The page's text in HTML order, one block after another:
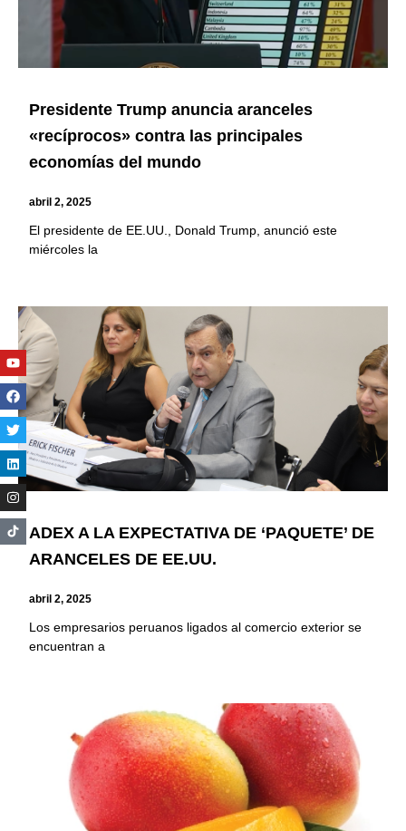
Presidente Trump anuncia aranceles
«recíprocos» contra las principales
economías del mundo
abril 2, 2025
El presidente de EE.UU., Donald Trump, anunció este
miércoles la
ADEX A LA EXPECTATIVA DE ‘PAQUETE’ DE
ARANCELES DE EE.UU.
abril 2, 2025
Los empresarios peruanos ligados al comercio exterior se
encuentran a
Youtube
Facebook
Twitter
Linkedin
Instagram